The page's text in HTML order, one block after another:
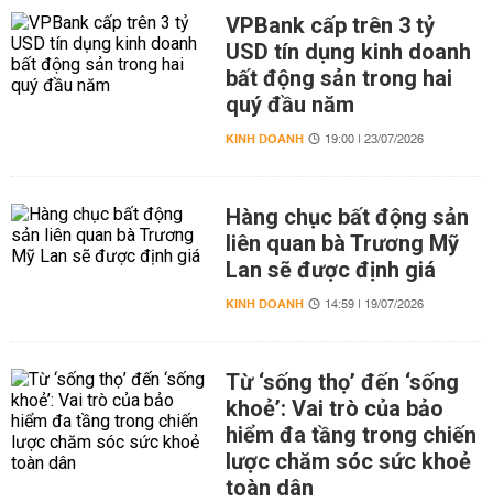
VPBank cấp trên 3 tỷ
USD tín dụng kinh doanh
bất động sản trong hai
quý đầu năm
KINH DOANH 19:00 | 23/07/2026
Hàng chục bất động sản
liên quan bà Trương Mỹ
Lan sẽ được định giá
KINH DOANH 14:59 | 19/07/2026
Từ ‘sống thọ’ đến ‘sống
khoẻ’: Vai trò của bảo
hiểm đa tầng trong chiến
lược chăm sóc sức khoẻ
toàn dân